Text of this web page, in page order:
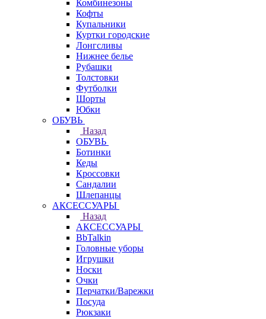
Комбинезоны
Кофты
Купальники
Куртки городские
Лонгсливы
Нижнее белье
Рубашки
Толстовки
Футболки
Шорты
Юбки
ОБУВЬ
Назад
ОБУВЬ
Ботинки
Кеды
Кроссовки
Сандалии
Шлепанцы
АКСЕССУАРЫ
Назад
АКСЕССУАРЫ
BbTalkin
Головные уборы
Игрушки
Носки
Очки
Перчатки/Варежки
Посуда
Рюкзаки